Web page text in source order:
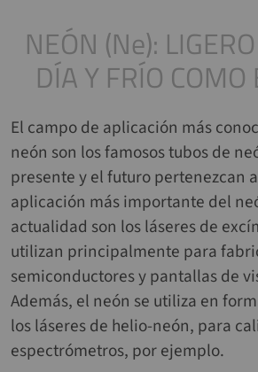
NEÓN (Ne):
DÍA Y FRÍO COMO
El campo de aplicación más
neón son los famosos tubos de
presente y el futuro pertenezcan
aplicación más importante del
actualidad son los láseres de
utilizan principalmente para
semiconductores y pantallas de
Además, el neón se utiliza en
los láseres de helio-neón, para
espectrómetros, por ejemplo.